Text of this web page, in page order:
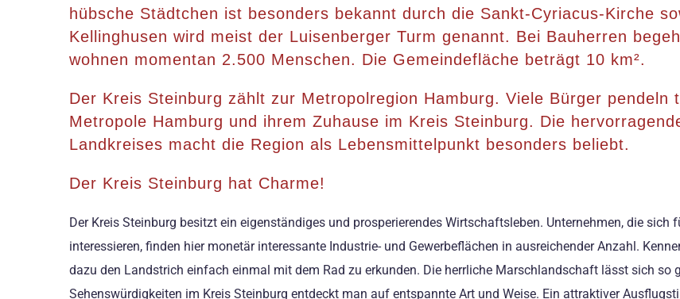
hübsche Städtchen ist besonders bekannt durch die Sankt-Cyriacus-Kirche
Kellinghusen wird meist der Luisenberger Turm genannt. Bei Bauherren
wohnen momentan 2.500 Menschen. Die Gemeindefläche beträgt 10 km².
Der Kreis Steinburg zählt zur Metropolregion Hamburg. Viele Bürger
Metropole Hamburg und ihrem Zuhause im Kreis Steinburg. Die
Landkreises macht die Region als Lebensmittelpunkt besonders beliebt.
Der Kreis Steinburg hat Charme!
Der Kreis Steinburg besitzt ein eigenständiges und prosperierendes Wirtschaftsleben. Unternehmen, die sich
interessieren, finden hier monetär interessante Industrie- und Gewerbeflächen in ausreichender Anzahl.
dazu den Landstrich einfach einmal mit dem Rad zu erkunden. Die herrliche Marschlandschaft lässt sich so
Sehenswürdigkeiten im Kreis Steinburg entdeckt man auf entspannte Art und Weise. Ein attraktiver